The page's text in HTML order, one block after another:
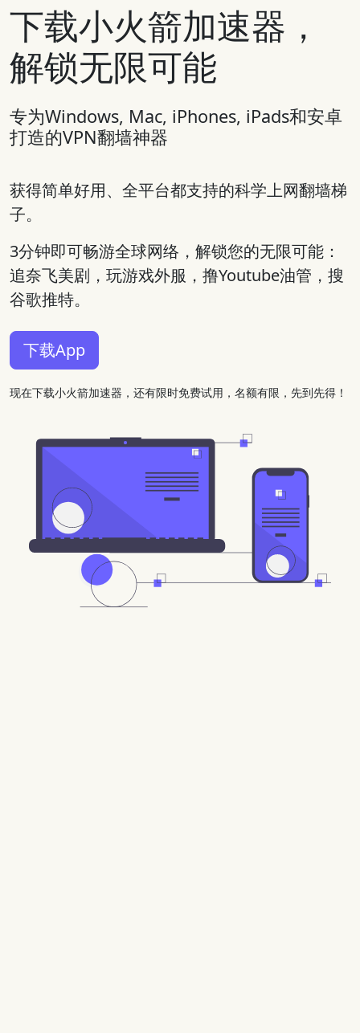
下载小火箭加速器，
解锁无限可能
专为Windows, Mac, iPhones, iPads和安卓
打造的VPN翻墙神器
获得简单好用、全平台都支持的科学上网翻墙梯
子。
3分钟即可畅游全球网络，解锁您的无限可能：
追奈飞美剧，玩游戏外服，撸Youtube油管，搜
谷歌推特。
下载App
现在下载小火箭加速器，还有限时免费试用，名额有限，先到先得！